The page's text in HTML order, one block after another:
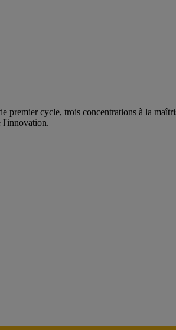
premier cycle, trois concentrations à la
l'innovation.